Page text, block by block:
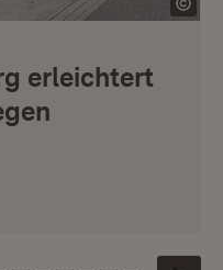
erleichtert